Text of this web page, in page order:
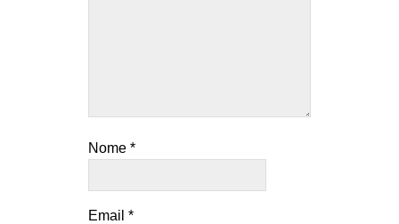
Nome *
Email *